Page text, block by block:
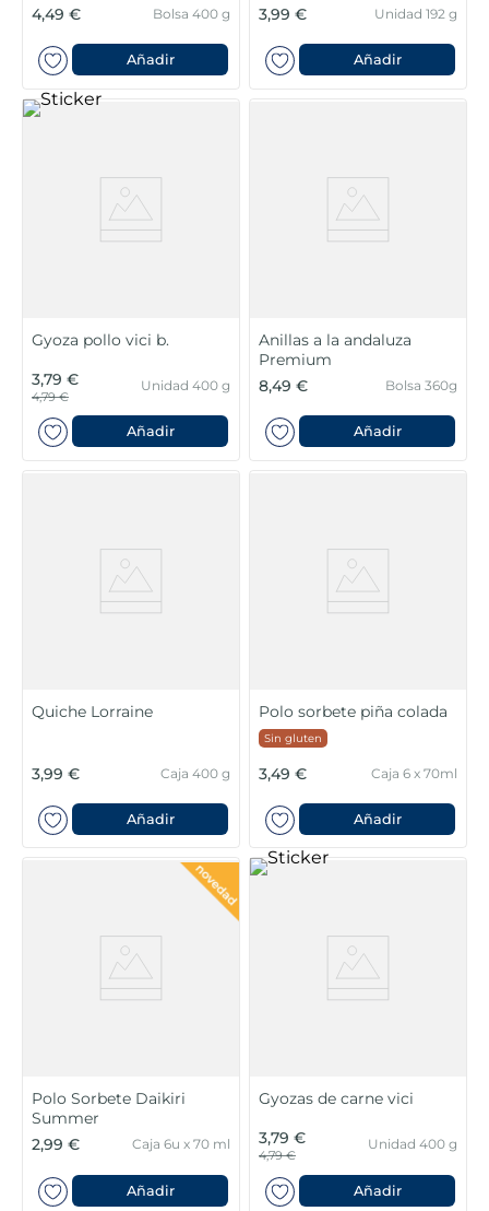
4,49 € Bolsa 400 g
Añadir
3,99 €
Unidad 192 g
Añadir
Gyoza pollo vici b.
3,79 €
4,79 €
Unidad 400 g
Añadir
Anillas a la andaluza
Premium
8,49 €
Bolsa 360g
Añadir
Quiche Lorraine
3,99 € Caja 400 g
Añadir
Polo sorbete piña colada
Sin gluten
3,49 € Caja 6 x 70ml
Añadir
Polo Sorbete Daikiri
Summer
2,99 €
Caja 6u x 70 ml
Añadir
Gyozas de carne vici
3,79 €
4,79 €
Unidad 400 g
Añadir